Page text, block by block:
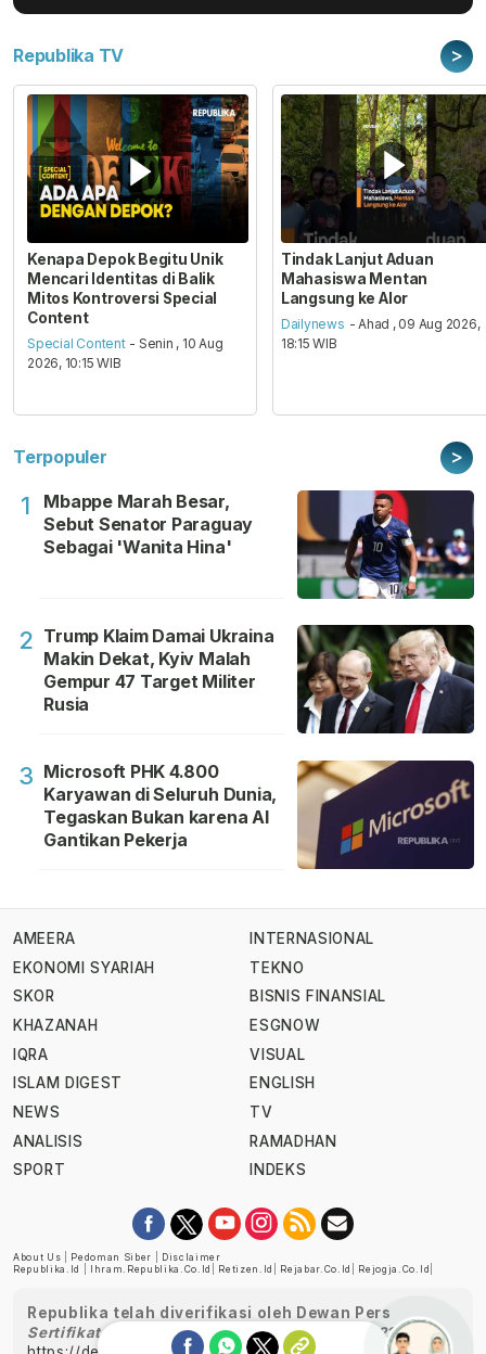
Republika TV >
Kenapa Depok Begitu Unik
Mencari Identitas di Balik
Mitos Kontroversi Special
Content
Special Content - Senin , 10 Aug
2026, 10:15 WIB
Tindak Lanjut Aduan
Mahasiswa Mentan
Langsung ke Alor
Dailynews - Ahad , 09 Aug 2026,
18:15 WIB
Terpopuler >
1
Mbappe Marah Besar,
Sebut Senator Paraguay
Sebagai 'Wanita Hina'
2 Trump Klaim Damai Ukraina
Makin Dekat, Kyiv Malah
Gempur 47 Target Militer
Rusia
3 Microsoft PHK 4.800
Karyawan di Seluruh Dunia,
Tegaskan Bukan karena AI
Gantikan Pekerja
AMEERA
EKONOMI SYARIAH
SKOR
KHAZANAH
IQRA
ISLAM DIGEST
NEWS
ANALISIS
SPORT
INTERNASIONAL
TEKNO
BISNIS FINANSIAL
ESGNOW
VISUAL
ENGLISH
TV
RAMADHAN
INDEKS
About Us Pedoman Siber
Disclaimer
Republika.id
Ihram.republika.co.id Retizen.id Rejabar.co.id Rejogja.co.id
Republika telah diverifikasi oleh Dewan Pers
Sertifikat Nomor 1058/DP-Verifikasi/K/XII/2022